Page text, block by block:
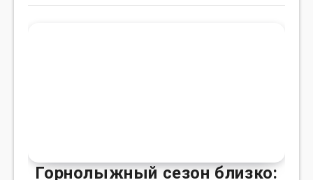
Горнолыжный сезон близко: